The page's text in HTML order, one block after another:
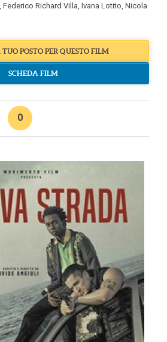
Federico Richard Villa Ivana Lotito Nicola
POSTO PER QUESTO FILM
SCHEDA FILM
0